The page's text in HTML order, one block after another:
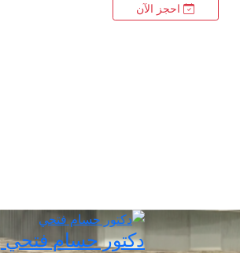
احجز الآن
دكتور حسام فتحي